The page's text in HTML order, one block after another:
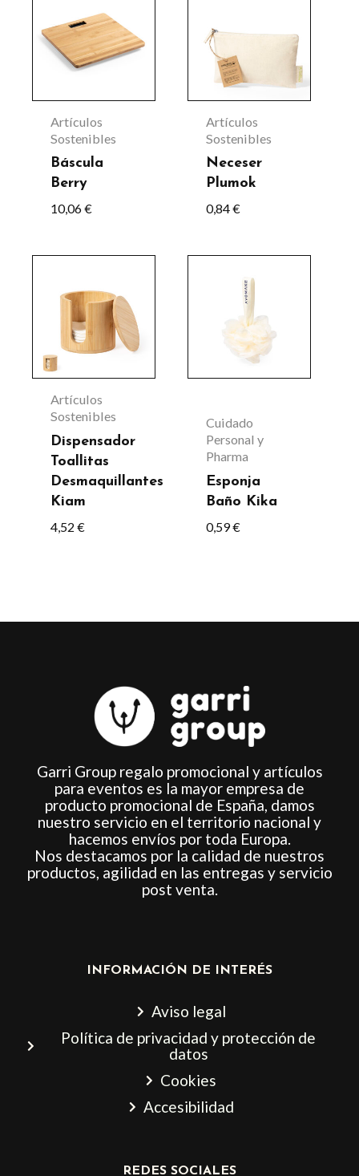
Artículos
Sostenibles
Báscula
Berry
10,06€
Artículos
Sostenibles
Neceser
Plumok
0,84€
tiene
múltiples
variantes.
Las
opciones
se
pueden
elegir
página
producto
Artículos
Sostenibles
Dispensador
Toallitas
Desmaquillantes
Kiam
4,52 €
Cuidado
Personal y
Pharma
Esponja
Baño Kika
0,59€
producto
tiene
múltiples
variantes.
opciones
se
pueden
elegir
Garri Group regalo promocional y artículos
para eventos es la mayor empresa de
producto promocional de España, damos
nuestro servicio en el territorio nacional y
hacemos envíos por toda Europa.
Nos destacamos por la calidad de nuestros
productos, agilidad en las entregas y servicio
post venta.
INFORMACIÓN DE INTERÉS
Aviso legal
Política de privacidad y protección de
datos
Cookies
Accesibilidad
REDES SOCIALES